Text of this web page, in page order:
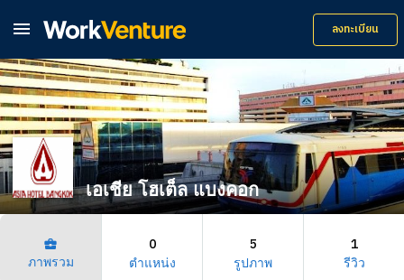
 ลงทะเบียน
เอเชีย โฮเต็ล แบงคอก
business_center
ภาพรวม
0
ตำแหน่ง
5
รูปภาพ
1
รีวิว